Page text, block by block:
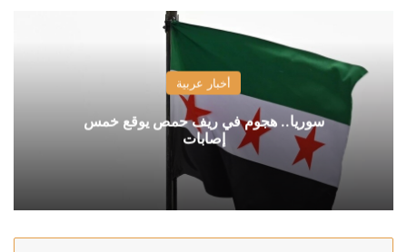
أخبار عربية
سوريا.. هجوم في ريف حمص يوقع خمس
إصابات